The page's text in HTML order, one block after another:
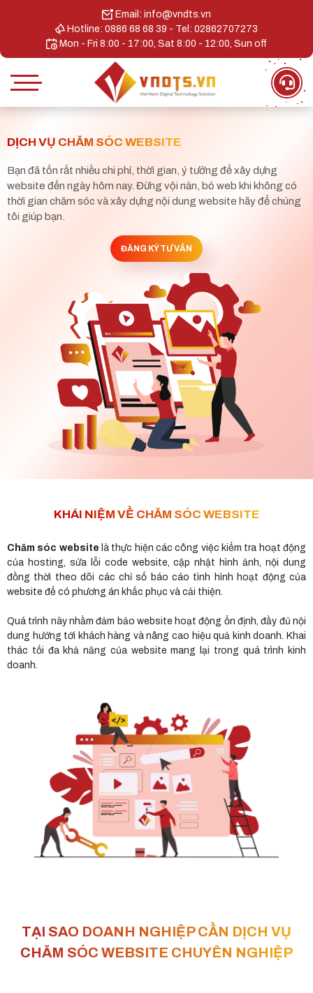
Email: info@vndts.vn
Hotline: 0886 68 68 39 - Tel: 02862707273
Mon - Fri 8:00 - 17:00, Sat 8:00 - 12:00, Sun off
DỊCH VỤ CHĂM SÓC WEBSITE
Bạn đã tốn rất nhiều chi phí, thời gian, ý tưởng để xây dựng
website đến ngày hôm nay. Đừng vội nản, bỏ web khi không có
thời gian chăm sóc và xây dựng nội dung website hãy để chúng
tôi giúp bạn.
ĐĂNG KÝ TƯ VẤN
KHÁI NIỆM VỀ CHĂM SÓC WEBSITE
Chăm sóc website là thực hiện các công việc kiểm tra hoạt động
của hosting, sửa lỗi code website, cập nhật hình ảnh, nội dung
đồng thời theo dõi các chỉ số báo cáo tình hình hoạt động của
website để có phương án khắc phục và cải thiện.
Quá trình này nhằm đảm bảo website hoạt động ổn định, đầy đủ nội
dung hướng tới khách hàng và nâng cao hiệu quả kinh doanh. Khai
thác tối đa khả năng của website mang lại trong quá trình kinh
doanh.
TẠI SAO DOANH NGHIỆP CẦN DỊCH VỤ
CHĂM SÓC WEBSITE CHUYÊN NGHIỆP